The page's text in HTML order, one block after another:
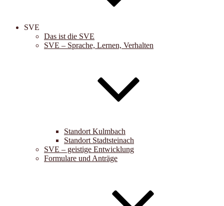
SVE
Das ist die SVE
SVE – Sprache, Lernen, Verhalten
Standort Kulmbach
Standort Stadtsteinach
SVE – geistige Entwicklung
Formulare und Anträge